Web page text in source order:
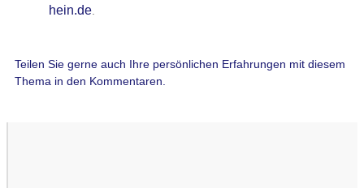
hein.de.
Teilen Sie gerne auch Ihre persönlichen Erfahrungen mit diesem
Thema in den Kommentaren.